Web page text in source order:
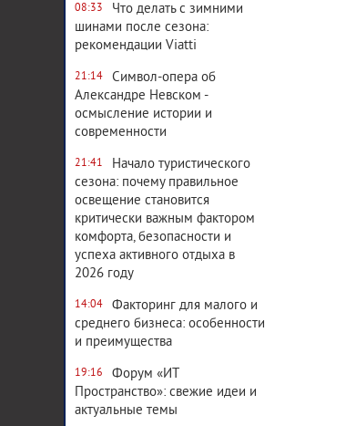
08:33
Что делать с зимними
шинами после сезона:
рекомендации Viatti
21:14
Символ-опера об
Александре Невском -
осмысление истории и
современности
21:41
Начало туристического
сезона: почему правильное
освещение становится
критически важным фактором
комфорта, безопасности и
успеха активного отдыха в
2026 году
14:04
Факторинг для малого и
среднего бизнеса: особенности
и преимущества
19:16
Форум «ИТ
Пространство»: свежие идеи и
актуальные темы